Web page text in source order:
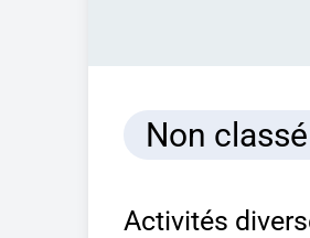
Non classé
Activités